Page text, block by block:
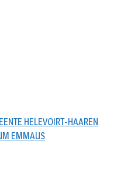
HELEVOIRT-HAAREN
EMMAUS